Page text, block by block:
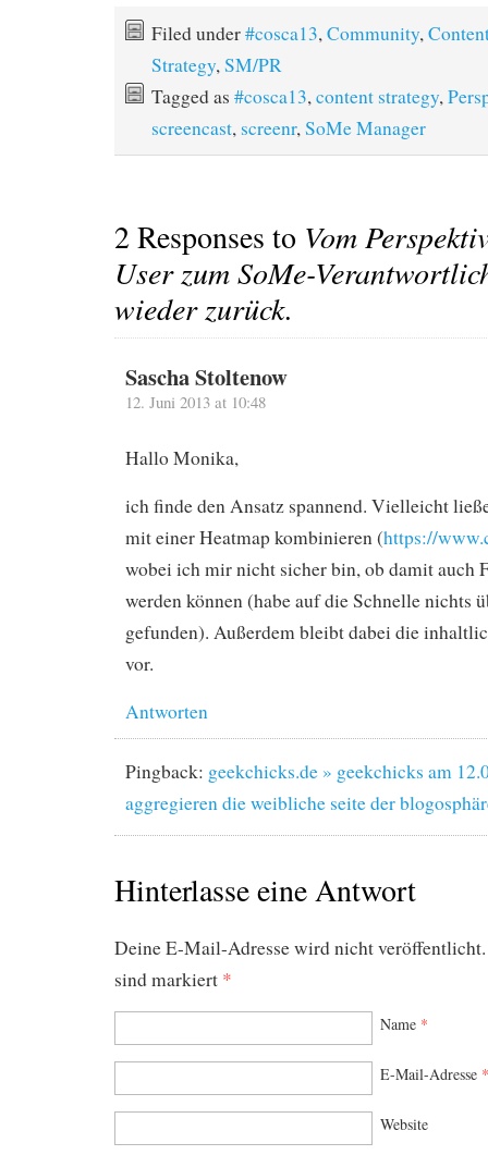
Filed under#cosca13,Community,
Strategy,SM/PR
Tagged as #cosca13,content strategy,
screencast, screenr,SoMe Manager
2 Responses to Vom
User zum SoMe-
wieder zurück.
Sascha Stoltenow
12. Juni 2013 at 10:48
Hallo Monika,
ich finde den Ansatz spannend. Vielleicht
mit einer Heatmap kombinieren (https://
wobei ich mir nicht sicher bin, ob damit auch
werden können (habe auf die Schnelle nichts
gefunden). Außerdem bleibt dabei die
vor.
Antworten
Pingback: geekchicks.de » geekchicks am
aggregieren die weibliche seite der
Hinterlasse eine Antwort
Deine E-Mail-Adresse wird nicht
sind markiert *
Name *
E-Mail-Adresse *
Website